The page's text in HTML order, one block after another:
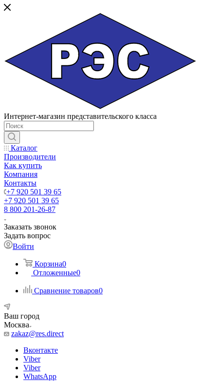
Интернет-магазин представительского класса
Каталог
Производители
Как купить
Компания
Контакты
+7 920 501 39 65
+7 920 501 39 65
8 800 201-26-87
Заказать звонок
Задать вопрос
Войти
Корзина0
Отложенные0
Сравнение товаров0
Ваш город
Москва
zakaz@res.direct
Вконтакте
Viber
Viber
WhatsApp